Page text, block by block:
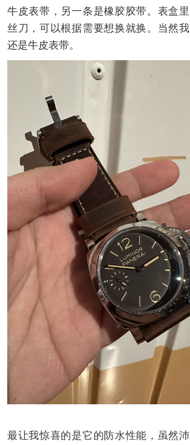
牛皮表带，另一条是橡胶胶带。表盒
丝刀，可以根据需要想换就换。当然
还是牛皮表带。
最让我惊喜的是它的防水性能，虽然